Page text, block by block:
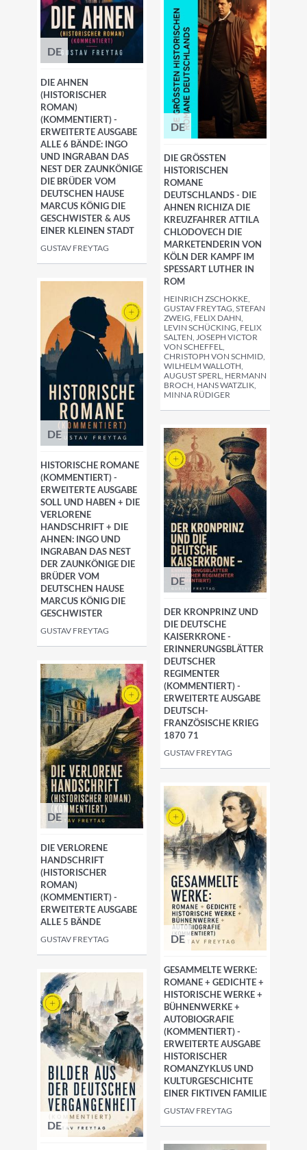
DE
DIE GRÖSSTEN H
ISTORISCHEN R
OMANE D
EUTSCHLANDS - DIE A
HNEN RICHIZA DIE K
REUZFAHRER ATTILA C
HLODOVECH DIE M
ARKETENDERIN VON K
ÖLN DER KAMPF IM S
PESSART LUTHER IN R
OM
HEINRICH ZSCHOKKE,
GUSTAV FREYTAG, STEFAN
ZWEIG, FELIX DAHN,
LEVIN SCHÜCKING, FELIX
SALTEN, JOSEPH VICTOR
VON SCHEFFEL,
CHRISTOPH VON SCHMID,
WILHELM WALLOTH,
AUGUST SPERL, HERMANN
BROCH, HANS WATZLIK,
MINNA RÜDIGER
DE
DIE AHNEN
(HISTORISCHER
ROMAN)
(KOMMENTIERT) -
ERWEITERTE AUSGABE
ALLE 6 BÄNDE: INGO
UND INGRABAN DAS
NEST DER ZAUNKÖNIGE
DIE BRÜDER VOM
DEUTSCHEN HAUSE
MARCUS KÖNIG DIE
GESCHWISTER & AUS
EINER KLEINEN STADT
GUSTAV FREYTAG
DE
HISTORISCHE ROMANE
(KOMMENTIERT) -
ERWEITERTE AUSGABE
SOLL UND HABEN + DIE
VERLORENE
HANDSCHRIFT + DIE
AHNEN: INGO UND
INGRABAN DAS NEST
DER ZAUNKÖNIGE DIE
BRÜDER VOM
DEUTSCHEN HAUSE
MARCUS KÖNIG DIE
GESCHWISTER
GUSTAV FREYTAG
DE
DER KRONPRINZ UND
DIE DEUTSCHE
KAISERKRONE -
ERINNERUNGSBLÄTTER
DEUTSCHER
REGIMENTER
(KOMMENTIERT) -
ERWEITERTE AUSGABE
DEUTSCH-
FRANZÖSISCHE KRIEG
1870 71
GUSTAV FREYTAG
DE
DIE VERLORENE
HANDSCHRIFT
(HISTORISCHER
ROMAN)
(KOMMENTIERT) -
ERWEITERTE AUSGABE
ALLE 5 BÄNDE
GUSTAV FREYTAG DE
GESAMMELTE WERKE:
ROMANE + GEDICHTE +
HISTORISCHE WERKE +
BÜHNENWERKE +
AUTOBIOGRAFIE
(KOMMENTIERT) -
ERWEITERTE AUSGABE
HISTORISCHER
ROMANZYKLUS UND
KULTURGESCHICHTE
EINER FIKTIVEN FAMILIE
GUSTAV FREYTAG
DE